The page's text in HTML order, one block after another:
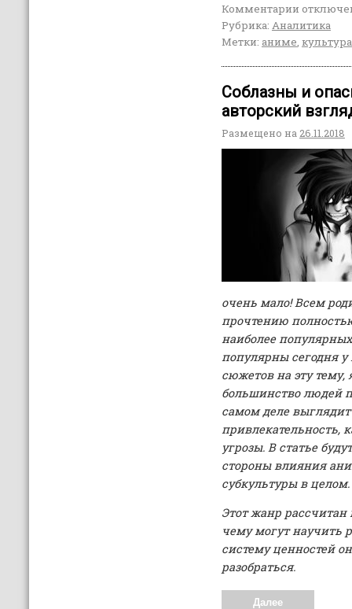
Комментарии
Рубрика: Аналитика
Метки: аниме, культура
Соблазны и
авторский
Размещено на 26.11.2018
очень мало! Всем
прочтению
наиболее
популярны сегодня
сюжетов на эту
большинство людей
самом деле
привлекательность,
угрозы. В статье
стороны влияния
субкультуры в целом.
Этот жанр рассчитан
чему могут научить
систему ценностей
разобраться.
Далее